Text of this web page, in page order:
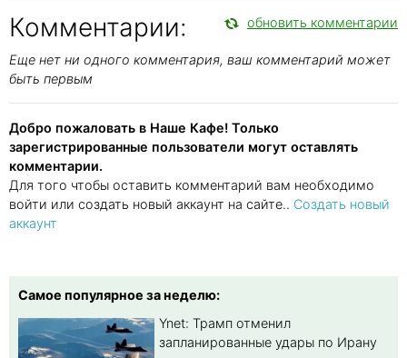
Комментарии: обновить комментарии
Еще нет ни одного комментария, ваш комментарий может
быть первым
Добро пожаловать в Наше Кафе! Только
зарегистрированные пользователи могут оставлять
комментарии.
Для того чтобы оставить комментарий вам необходимо
войти или создать новый аккаунт на сайте.. Создать новый
аккаунт
Самое популярное за неделю:
Ynet: Трамп отменил
запланированные удары по Ирану